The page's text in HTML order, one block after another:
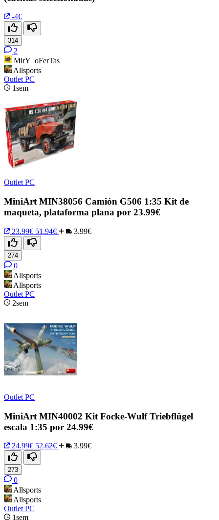
-4€
314
2
MirY_oFerTas
Allsports
Outlet PC
1sem
Outlet PC
MiniArt MIN38056 Camión G506 1:35 Kit de
maqueta, plataforma plana por 23.99€
23.99€ 51.94€ 3.99€
274
0
Allsports
Allsports
Outlet PC
2sem
Outlet PC
MiniArt MIN40002 Kit Focke-Wulf Triebflügel
escala 1:35 por 24.99€
24.99€ 52.62€ 3.99€
273
0
Allsports
Allsports
Outlet PC
1sem